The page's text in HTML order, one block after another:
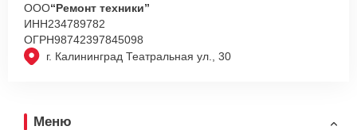
г. Калининград Театральная ул., 30
ООО“Ремонт техники”
ИНН234789782
ОГРН98742397845098
Меню